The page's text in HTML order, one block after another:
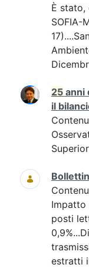
È
SOFIA-
25 anni
il
Impatto
posti
estratti